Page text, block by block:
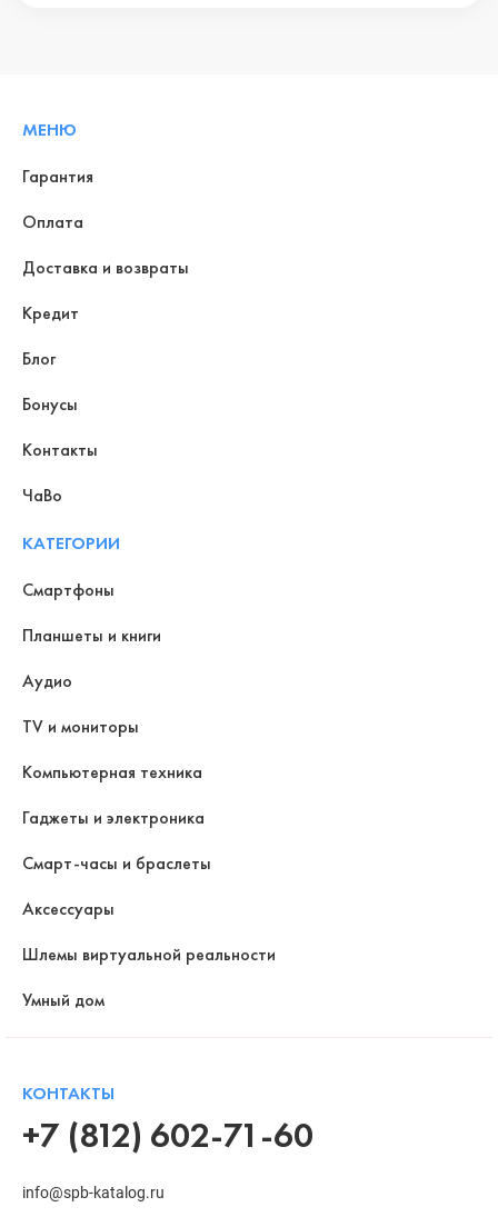
МЕНЮ
Гарантия
Оплата
Доставка и возвраты
Кредит
Блог
Бонусы
Контакты
ЧаВо
КАТЕГОРИИ
Смартфоны
Планшеты и книги
Аудио
TV и мониторы
Компьютерная техника
Гаджеты и электроника
Смарт-часы и браслеты
Аксессуары
Шлемы виртуальной реальности
Умный дом
КОНТАКТЫ
+7 (812) 602-71-60
info@spb-katalog.ru